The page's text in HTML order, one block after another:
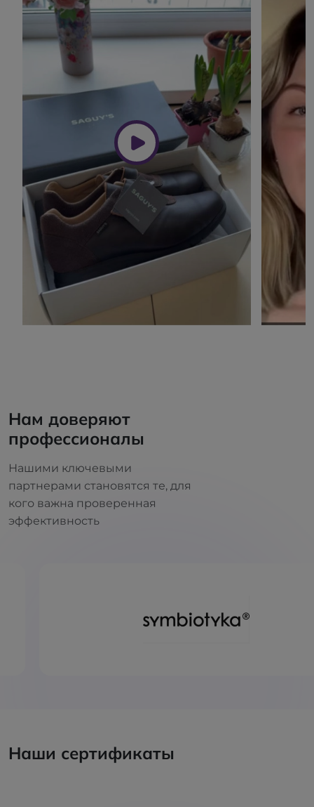
Нам доверяют
профессионалы
Нашими ключевыми
партнерами становятся те, для
кого важна проверенная
эффективность
Наши сертификаты